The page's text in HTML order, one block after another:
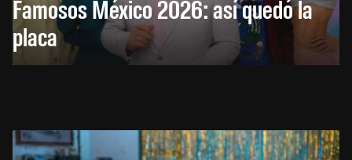
Famosos México 2026: así quedó la
placa